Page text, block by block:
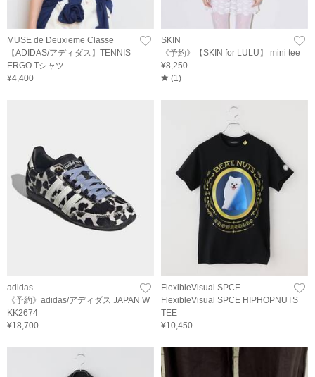
MUSE de Deuxieme Classe
【ADIDAS/アディダス】TENNIS
ERGO Tシャツ
¥4,400
SKIN
《予約》【SKIN for LULU】 mini tee
¥8,250
(1 )
adidas
《予約》adidas/アディダス JAPAN W
KK2674
¥18,700
FlexibleVisual SPCE
FlexibleVisual SPCE HIPHOPNUTS
TEE
¥10,450